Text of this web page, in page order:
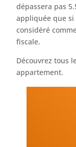
dépassera pas
appliquée que
considéré
fiscale.
Découvrez tous
appartement.